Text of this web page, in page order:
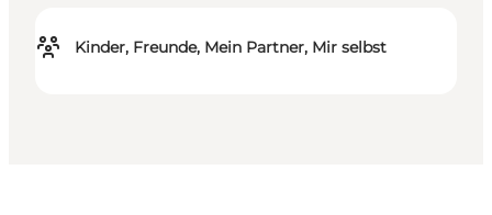
Kinder, Freunde, Mein Partner, Mir selbst